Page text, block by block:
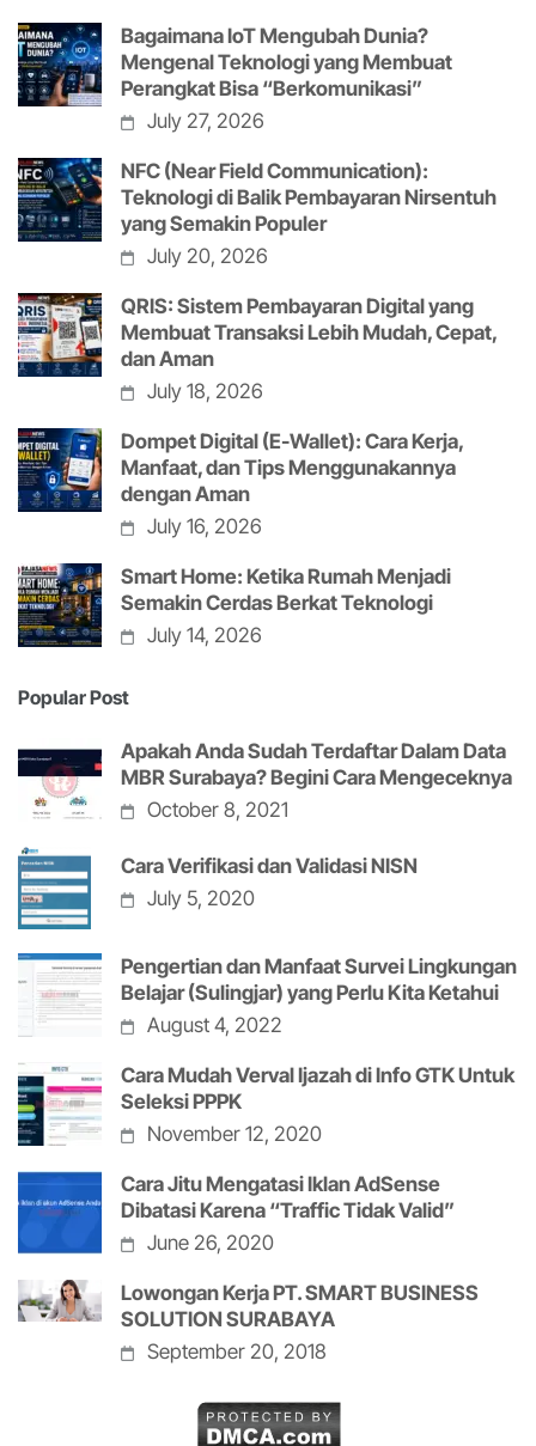
Bagaimana IoT Mengubah Dunia?
Mengenal Teknologi yang Membuat
Perangkat Bisa “Berkomunikasi”
July 27, 2026
NFC (Near Field Communication):
Teknologi di Balik Pembayaran Nirsentuh
yang Semakin Populer
July 20, 2026
QRIS: Sistem Pembayaran Digital yang
Membuat Transaksi Lebih Mudah, Cepat,
dan Aman
July 18, 2026
Dompet Digital (E-Wallet): Cara Kerja,
Manfaat, dan Tips Menggunakannya
dengan Aman
July 16, 2026
Smart Home: Ketika Rumah Menjadi
Semakin Cerdas Berkat Teknologi
July 14, 2026
Popular Post
Apakah Anda Sudah Terdaftar Dalam Data
MBR Surabaya? Begini Cara Mengeceknya
October 8, 2021
Cara Verifikasi dan Validasi NISN
July 5, 2020
Pengertian dan Manfaat Survei Lingkungan
Belajar (Sulingjar) yang Perlu Kita Ketahui
August 4, 2022
Cara Mudah Verval Ijazah di Info GTK Untuk
Seleksi PPPK
November 12, 2020
Cara Jitu Mengatasi Iklan AdSense
Dibatasi Karena “Traffic Tidak Valid”
June 26, 2020
Lowongan Kerja PT. SMART BUSINESS
SOLUTION SURABAYA
September 20, 2018